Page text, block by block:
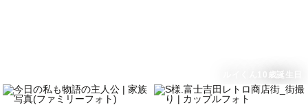
ルイくん10歳誕生日